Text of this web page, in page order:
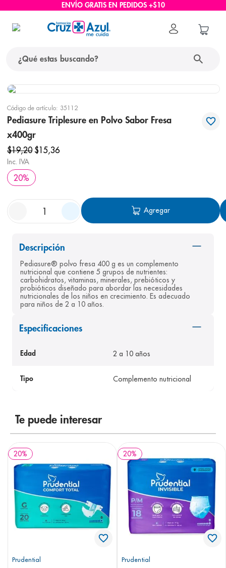
ENVÍO GRATIS EN PEDIDOS +$10
Código de artículo: 35112
Pediasure Triplesure en Polvo Sabor Fresa
x400gr
$19,20 $15,36
Inc. IVA
20%
Agregar
Descripción
Pediasure® polvo fresa 400 g es un complemento
nutricional que contiene 5 grupos de nutrientes:
carbohidratos, vitaminas, minerales, prebióticos y
probióticos diseñado para abordar las necesidades
nutricionales de los niños en crecimiento. Es adecuado
para niños de 2 a 10 años.
Especificaciones
Edad 2 a 10 años
Tipo Complemento nutricional
Te puede interesar
20%
Prudential
20%
Prudential
términos más buscados
protector solar
2. pañales
3. eucerin
4 .
5. nivea
6. shampoo
pediasure
10.desodorante